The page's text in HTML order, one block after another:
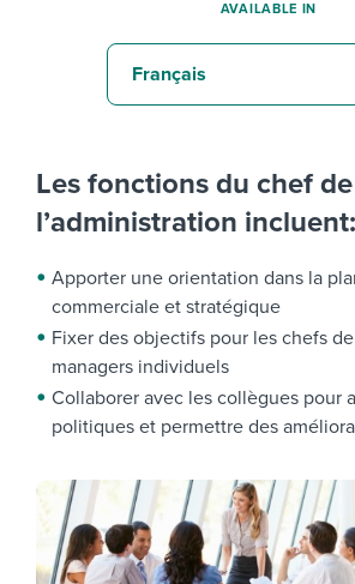
Les fonctions du chef de
l’administration incluent:
Apporter une orientation dans la
commerciale et stratégique
Fixer des objectifs pour les chefs
managers individuels
Collaborer avec les collègues pour
politiques et permettre des
AVAILABLE IN
Français